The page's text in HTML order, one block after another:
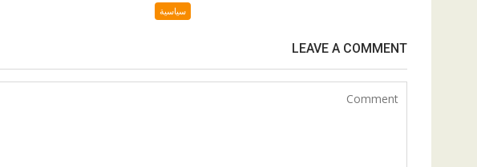
سياسية
LEAVE A COMMENT